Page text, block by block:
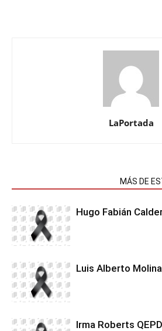
LaPortada
MÁS DE
Hugo Fabián
Luis Alberto Molina
Irma Roberts QEPD